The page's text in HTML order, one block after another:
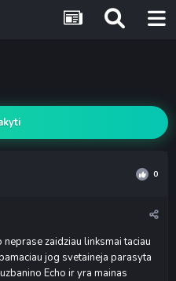
0
zaidziau linksmai taciau
jog svetaineja parasyta
Echo ir yra mainas